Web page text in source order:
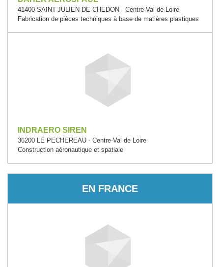
41400 SAINT-JULIEN-DE-CHEDON - Centre-Val de Loire
Fabrication de pièces techniques à base de matières plastiques
INDRAERO SIREN
36200 LE PECHEREAU - Centre-Val de Loire
Construction aéronautique et spatiale
EN FRANCE